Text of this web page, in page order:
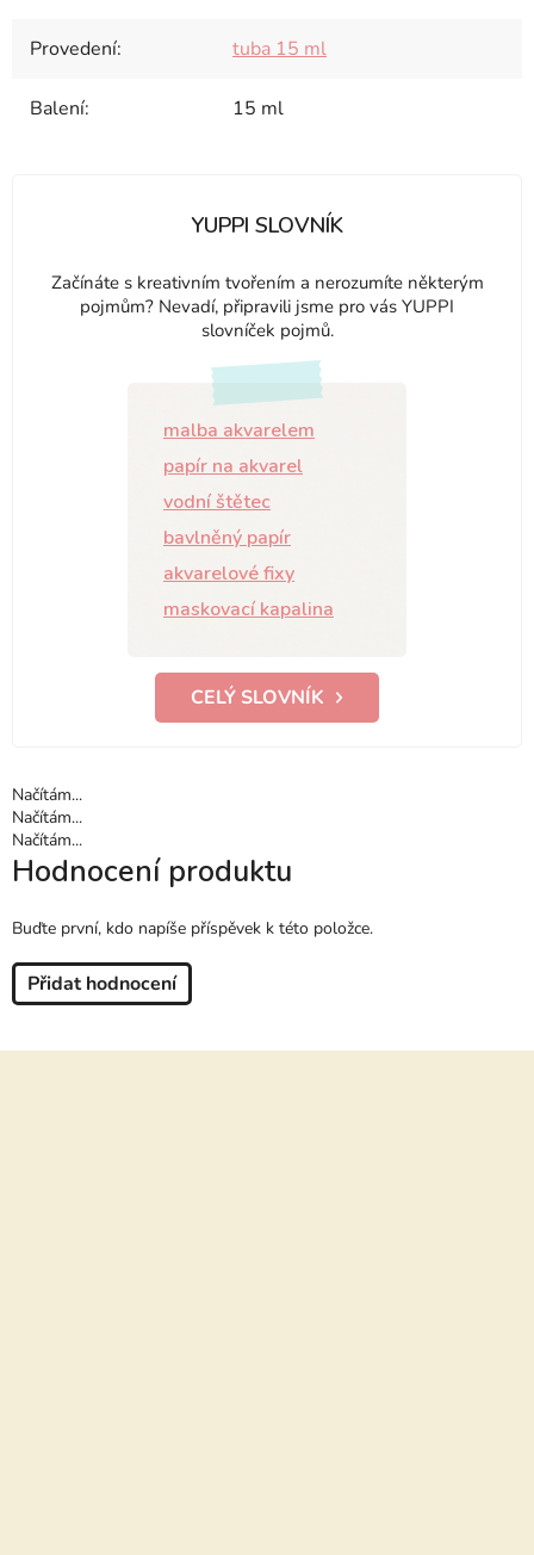
Provedení: tuba 15 ml
Balení: 15 ml
YUPPI SLOVNÍK
Začínáte s kreativním tvořením a nerozumíte některým
pojmům? Nevadí, připravili jsme pro vás YUPPI
slovníček pojmů.
malba akvarelem
papír na akvarel
vodní štětec
bavlněný papír
akvarelové fixy
maskovací kapalina
CELÝ SLOVNÍK
Načítám...
Načítám...
Načítám...
Hodnocení produktu
Buďte první, kdo napíše příspěvek k této položce.
Přidat hodnocení